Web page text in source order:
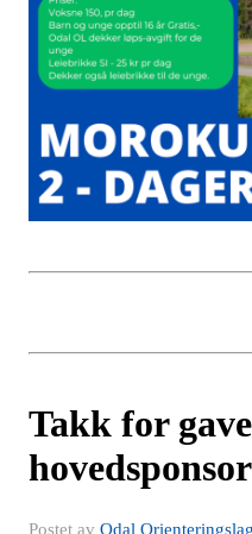
Takk for
Postet av Odal Orienteringslag